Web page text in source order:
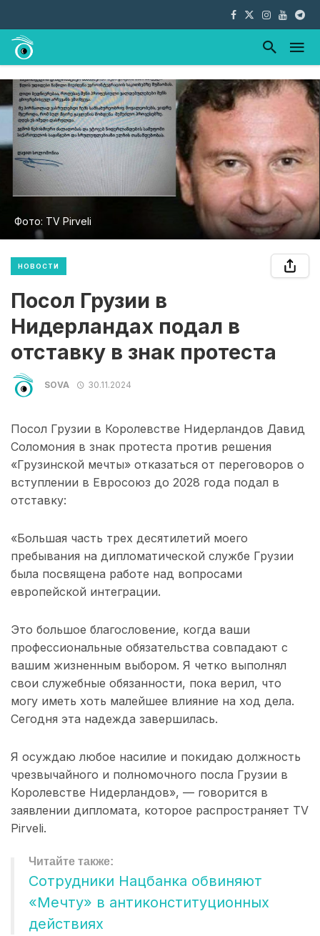
Фото: TV Pirveli
НОВОСТИ
Посол Грузии в
Нидерландах подал в
отставку в знак протеста
SOVA 30.11.2024
Посол Грузии в Королевстве Нидерландов Давид
Соломония в знак протеста против решения
«Грузинской мечты» отказаться от переговоров о
вступлении в Евросоюз до 2028 года подал в
отставку:
«Большая часть трех десятилетий моего
пребывания на дипломатической службе Грузии
была посвящена работе над вопросами
европейской интеграции.
Это большое благословение, когда ваши
профессиональные обязательства совпадают с
вашим жизненным выбором. Я четко выполнял
свои служебные обязанности, пока верил, что
могу иметь хоть малейшее влияние на ход дела.
Сегодня эта надежда завершилась.
Я осуждаю любое насилие и покидаю должность
чрезвычайного и полномочного посла Грузии в
Королевстве Нидерландов», — говорится в
заявлении дипломата, которое распространяет TV
Pirveli.
Сотрудники Нацбанка обвиняют
«Мечту» в антиконституционных
действиях